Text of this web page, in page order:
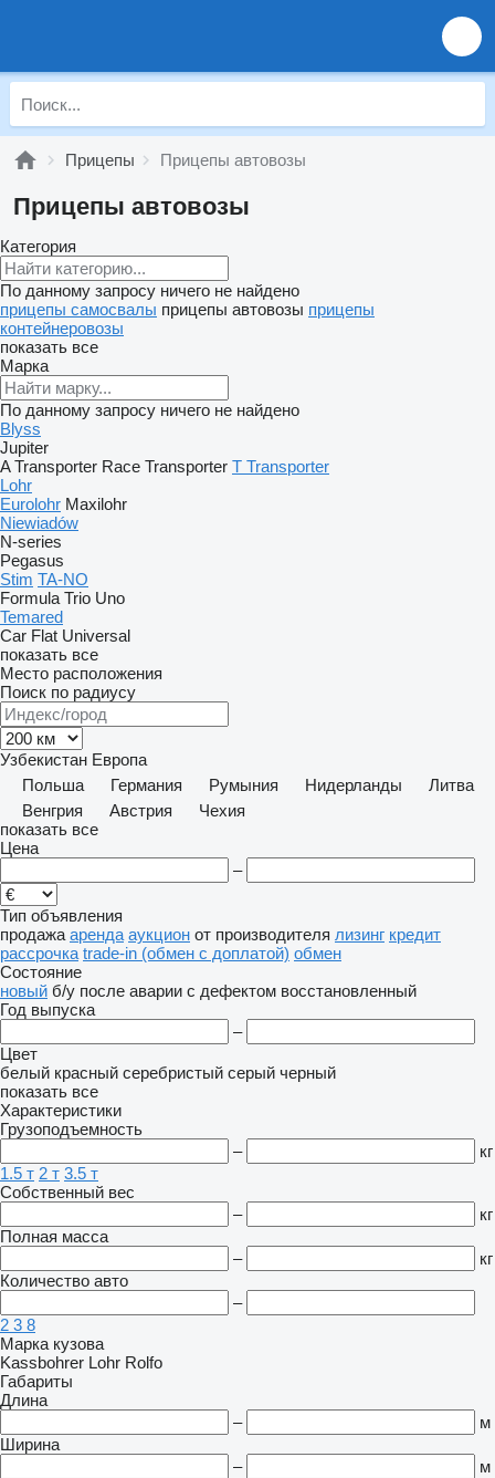
Прицепы Прицепы автовозы
Прицепы автовозы
Категория
По данному запросу ничего не найдено
прицепы самосвалы прицепы автовозы прицепы
контейнеровозы
показать все
Марка
По данному запросу ничего не найдено
Blyss
Jupiter
A Transporter Race Transporter T Transporter
Lohr
Eurolohr Maxilohr
Niewiadów
N-series
Pegasus
Stim TA-NO
Formula Trio Uno
Temared
Car Flat Universal
показать все
Место расположения
Поиск по радиусу
Узбекистан Европа
Польша
Германия Румыния Нидерланды
Литва
Венгрия
Австрия
Чехия
показать все
Цена
–
Тип объявления
продажа аренда аукцион от производителя лизинг кредит
рассрочка trade-in (обмен с доплатой) обмен
Состояние
новый б/у после аварии с дефектом восстановленный
Год выпуска
–
Цвет
белый красный серебристый серый черный
показать все
Характеристики
Грузоподъемность
–
кг
1.5 т 2 т 3.5 т
Собственный вес
–
кг
Полная масса
–
кг
Количество авто
–
2 3 8
Марка кузова
Kassbohrer Lohr Rolfo
Габариты
Длина
–
м
Ширина
–
м